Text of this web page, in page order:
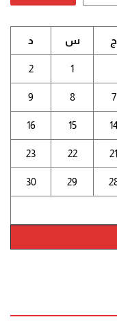
ج س د
1
2
7
8
9
15
16
21
22
23
29
30